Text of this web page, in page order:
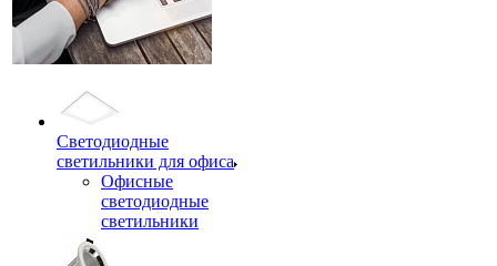
Светодиодные
светильники для офиса
Офисные
светодиодные
светильники